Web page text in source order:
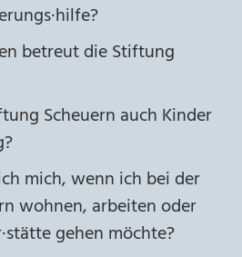
betreut die Stiftung
Scheuern auch Kinder
mich, wenn ich bei der
wohnen, arbeiten oder
gehen möchte?